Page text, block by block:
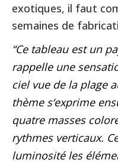
exotiques, il faut
semaines de
“Ce tableau est un
rappelle une
ciel vue de la plage
thème s‘exprime
quatre masses
rythmes verticaux.
luminosité les